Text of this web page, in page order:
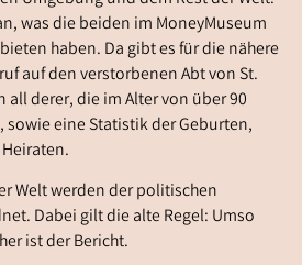
was die beiden im MoneyMuseum
haben. Da gibt es für die nähere
auf den verstorbenen Abt von St.
all derer, die im Alter von über 90
eine Statistik der Geburten,
Welt werden der politischen
Dabei gilt die alte Regel: Umso
ist der Bericht.